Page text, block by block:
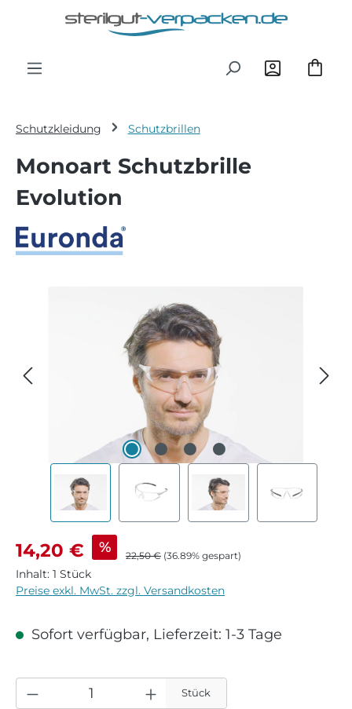
Zum Hauptinhalt springen
Schutzkleidung Schutzbrillen
Monoart Schutzbrille
Evolution
Verkaufspreis:
14,20 € % Regulärer Preis:
22,50 € (36.89% gespart)
Inhalt: 1 Stück
Preise exkl. MwSt. zzgl. Versandkosten
Sofort verfügbar, Lieferzeit: 1-3 Tage
Stück